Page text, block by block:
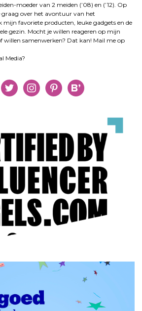
moeder van 2 meiden (’08) en (’12). Op
graag over het avontuur van het
mijn favoriete producten, leuke gadgets en de
gezin. Mocht je willen reageren op mijn
willen samenwerken? Dat kan! Mail me op
Media?
twitter instagrampinterestbloglovin